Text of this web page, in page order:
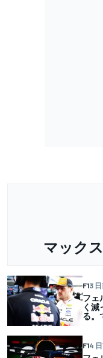
マック
F13
フェ
く減
る。
F14